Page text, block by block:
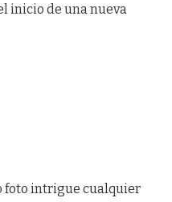
inicio de una nueva
foto intrigue cualquier